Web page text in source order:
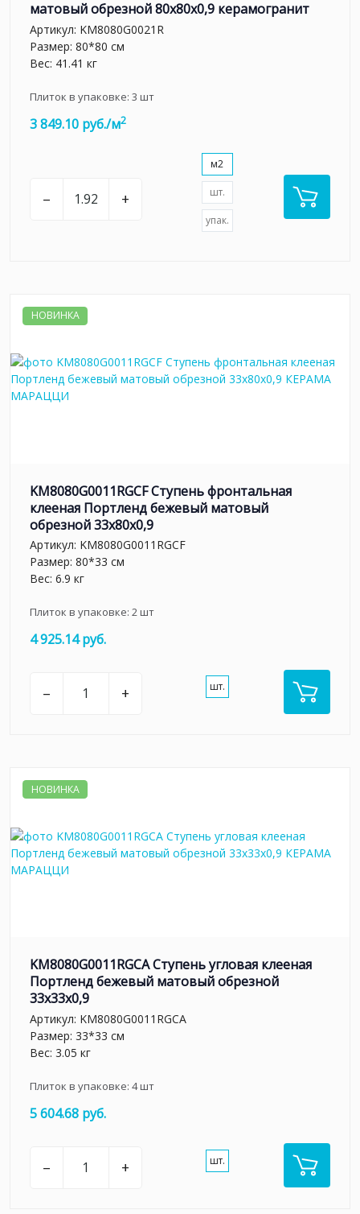
матовый обрезной 80x80x0,9 керамогранит
Артикул: KM8080G0021R
Размер: 80*80 см
Вес: 41.41 кг
Плиток в упаковке: 3 шт
3 849.10 руб./м2
– +
м2
шт.
упак.
НОВИНКА
KM8080G0011RGCF Ступень фронтальная
клееная Портленд бежевый матовый
обрезной 33x80x0,9
Артикул: KM8080G0011RGCF
Размер: 80*33 см
Вес: 6.9 кг
Плиток в упаковке: 2шт
4 925.14 руб.
– + шт.
НОВИНКА
KM8080G0011RGCA Ступень угловая клееная
Портленд бежевый матовый обрезной
33x33x0,9
Артикул: KM8080G0011RGCA
Размер: 33*33 см
Вес: 3.05 кг
Плиток в упаковке: 4шт
5 604.68 руб.
– + шт.